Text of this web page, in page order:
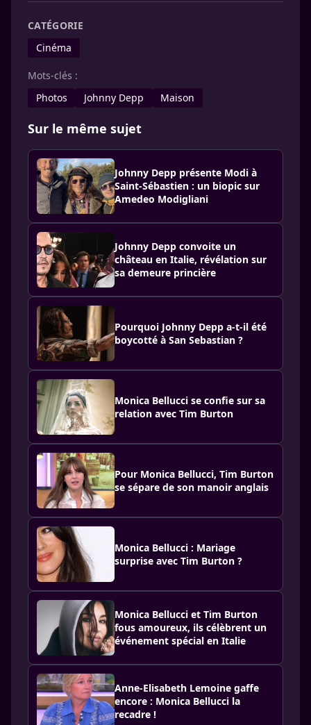
CATÉGORIE
Cinéma
Mots-clés :
Photos
Johnny Depp Maison
Sur le même sujet
Johnny Depp présente Modi à
Saint-Sébastien : un biopic sur
Amedeo Modigliani
Johnny Depp convoite un
château en Italie, révélation sur
sa demeure princière
Pourquoi Johnny Depp a-t-il été
boycotté à San Sebastian ?
Monica Bellucci se confie sur sa
relation avec Tim Burton
Pour Monica Bellucci, Tim Burton
se sépare de son manoir anglais
Monica Bellucci : Mariage
surprise avec Tim Burton ?
Monica Bellucci et Tim Burton
fous amoureux, ils célèbrent un
événement spécial en Italie
Anne-Elisabeth Lemoine gaffe
encore : Monica Bellucci la
recadre !